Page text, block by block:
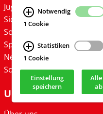
Jugend & Kinder
Sicherheit
Sonstiges
Spielzeug
Neuheiten
Sonderangebote
UNTERNEHMEN
Notwendig
1 Cookie
Statistiken
1 Cookie
Einstellung
speichern
Alle